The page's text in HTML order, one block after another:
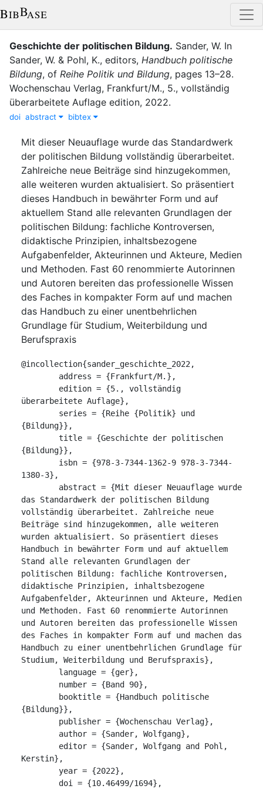
Geschichte der politischen Bildung. Sander, W. In
Sander, W. & Pohl, K., editors, Handbuch politische
Bildung, of Reihe Politik und Bildung, pages 13–28.
Wochenschau Verlag, Frankfurt/M., 5., vollständig
überarbeitete Auflage edition, 2022.
doi abstract bibtex
Mit dieser Neuauflage wurde das Standardwerk
der politischen Bildung vollständig überarbeitet.
Zahlreiche neue Beiträge sind hinzugekommen,
alle weiteren wurden aktualisiert. So präsentiert
dieses Handbuch in bewährter Form und auf
aktuellem Stand alle relevanten Grundlagen der
politischen Bildung: fachliche Kontroversen,
didaktische Prinzipien, inhaltsbezogene
Aufgabenfelder, Akteurinnen und Akteure, Medien
und Methoden. Fast 60 renommierte Autorinnen
und Autoren bereiten das professionelle Wissen
des Faches in kompakter Form auf und machen
das Handbuch zu einer unentbehrlichen
Grundlage für Studium, Weiterbildung und
Berufspraxis
@incollection{sander_geschichte_2022,
überarbeitete Auflage},
{Bildung}},
{Bildung}},
1380-3},
das Standardwerk der politischen Bildung
vollständig überarbeitet. Zahlreiche neue
Beiträge sind hinzugekommen, alle weiteren
wurden aktualisiert. So präsentiert dieses
Handbuch in bewährter Form und auf aktuellem
Stand alle relevanten Grundlagen der
politischen Bildung: fachliche Kontroversen,
didaktische Prinzipien, inhaltsbezogene
Aufgabenfelder, Akteurinnen und Akteure, Medien
und Methoden. Fast 60 renommierte Autorinnen
und Autoren bereiten das professionelle Wissen
des Faches in kompakter Form auf und machen das
Handbuch zu einer unentbehrlichen Grundlage für
Studium, Weiterbildung und Berufspraxis},
{Bildung}},
Kerstin},